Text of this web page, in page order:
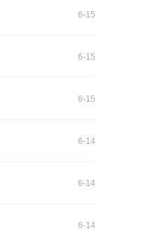
6-15
6-15
6-15
6-14
6-14
6-14